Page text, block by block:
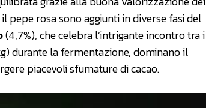
rosa sono aggiunti in diverse fasi del
(4,7%), che celebra l’intrigante incontro tra i
durante la fermentazione, dominano il
piacevoli sfumature di cacao.